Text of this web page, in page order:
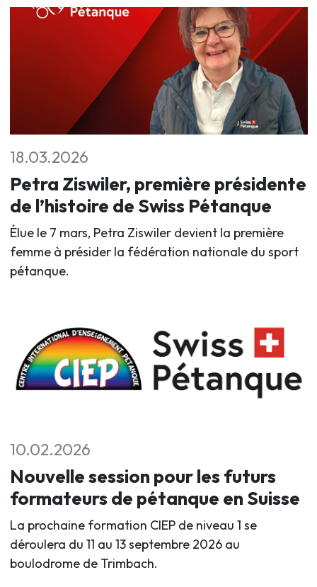
18.03.2026
Petra Ziswiler, première présidente
de l’histoire de Swiss Pétanque
Élue le 7 mars, Petra Ziswiler devient la première
femme à présider la fédération nationale du sport
pétanque.
10.02.2026
Nouvelle session pour les futurs
formateurs de pétanque en Suisse
La prochaine formation CIEP de niveau 1 se
déroulera du 11 au 13 septembre 2026 au
boulodrome de Trimbach.